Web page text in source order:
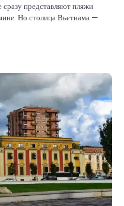
сразу представляют пляжи
Но столица Вьетнама —